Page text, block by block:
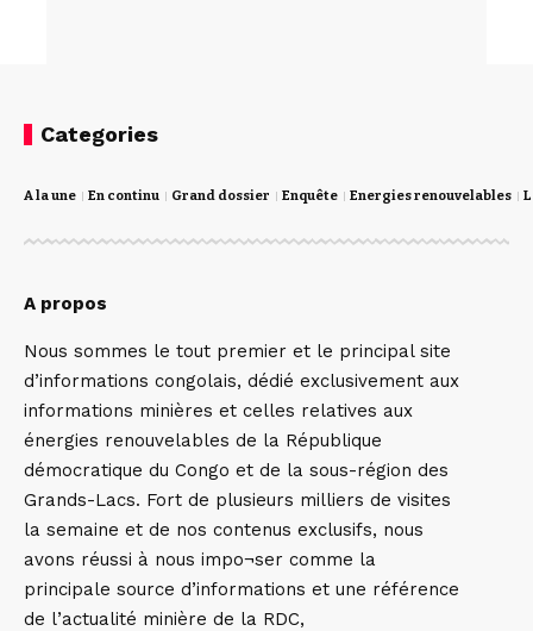
Categories
A la une En continu Grand dossier Enquête Energies renouvelables
A propos
Nous sommes le tout premier et le principal site
d’informations congolais, dédié exclusivement aux
informations minières et celles relatives aux
énergies renouvelables de la République
démocratique du Congo et de la sous-région des
Grands-Lacs. Fort de plusieurs milliers de visites
la semaine et de nos contenus exclusifs, nous
avons réussi à nous impo¬ser comme la
principale source d’informations et une référence
de l’actualité minière de la RDC,